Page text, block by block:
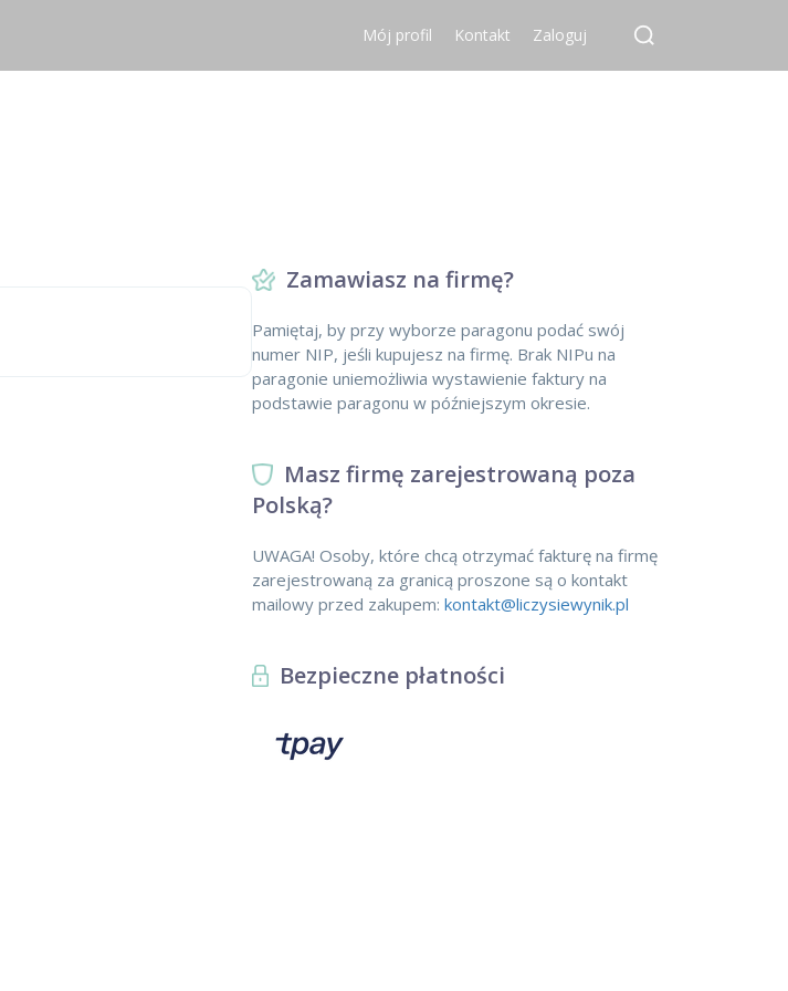
Mój profil Kontakt Zaloguj
Zamawiasz na firmę?
Pamiętaj, by przy wyborze paragonu podać swój
numer NIP, jeśli kupujesz na firmę. Brak NIPu na
paragonie uniemożliwia wystawienie faktury na
podstawie paragonu w późniejszym okresie.
Masz firmę zarejestrowaną poza
Polską?
UWAGA! Osoby, które chcą otrzymać fakturę na firmę
zarejestrowaną za granicą proszone są o kontakt
mailowy przed zakupem: kontakt@liczysiewynik.pl
Bezpieczne płatności